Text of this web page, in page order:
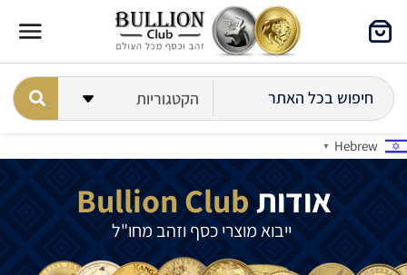
Hebrew
▼
אודותBullion Club
ייבוא מוצרי כסף וזהב מחו"ל​